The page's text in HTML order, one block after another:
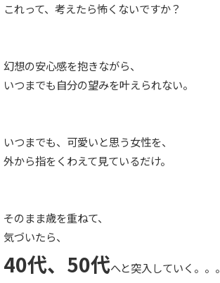
これって、考えたら怖くないですか？
幻想の安心感を抱きながら、
いつまでも自分の望みを叶えられない。
いつまでも、可愛いと思う女性を、
外から指をくわえて見ているだけ。
そのまま歳を重ねて、
気づいたら、
40代、50代へと突入していく。。。